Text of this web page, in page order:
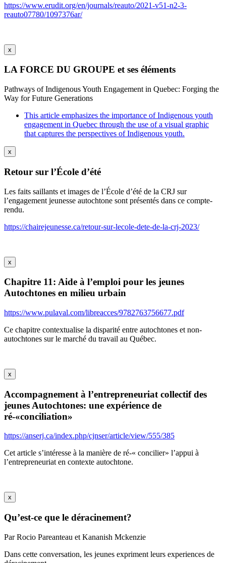
https://www.erudit.org/en/journals/reauto/2021-v51-n2-3-
reauto07780/1097376ar/
x
LA FORCE DU GROUPE et ses éléments
Pathways of Indigenous Youth Engagement in Quebec: Forging the
Way for Future Generations
This article emphasizes the importance of Indigenous youth
engagement in Quebec through the use of a visual graphic
that captures the perspectives of Indigenous youth.
x
Retour sur l’École d’été
Les faits saillants et images de l’École d’été de la CRJ sur
l’engagement jeunesse autochtone sont présentés dans ce compte-
rendu.
https://chairejeunesse.ca/retour-sur-lecole-dete-de-la-crj-2023/
x
Chapitre 11: Aide à l’emploi pour les jeunes
Autochtones en milieu urbain
https://www.pulaval.com/libreacces/9782763756677.pdf
Ce chapitre contextualise la disparité entre autochtones et non-
autochtones sur le marché du travail au Québec.
x
Accompagnement à l’entrepreneuriat collectif des
jeunes Autochtones: une expérience de
ré-«conciliation»
https://anserj.ca/index.php/cjnser/article/view/555/385
Cet article s’intéresse à la manière de ré-« concilier» l’appui à
l’entrepreneuriat en contexte autochtone.
x
Qu’est-ce que le déracinement?
Par Rocio Pareanteau et Kananish Mckenzie
Dans cette conversation, les jeunes expriment leurs experiences de